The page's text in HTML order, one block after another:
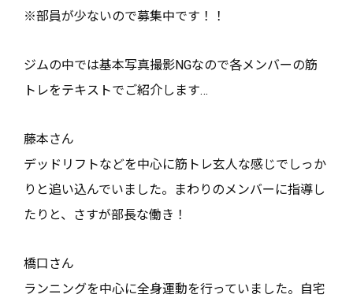
※部員が少ないので募集中です！！
ジムの中では基本写真撮影NGなので各メンバーの筋
トレをテキストでご紹介します…
藤本さん
デッドリフトなどを中心に筋トレ玄人な感じでしっか
りと追い込んでいました。まわりのメンバーに指導し
たりと、さすが部長な働き！
橋口さん
ランニングを中心に全身運動を行っていました。自宅